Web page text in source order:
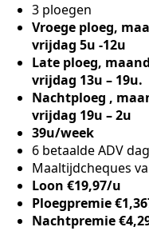
3 ploegen
Vroege ploeg,
vrijdag 5u -12u
Late ploeg,
vrijdag 13u – 19u.
Nachtploeg ,
vrijdag 19u – 2u
39u/week
6 betaalde ADV
Maaltijdcheques
Loon €19,97/u
Ploegpremie
Nachtpremie